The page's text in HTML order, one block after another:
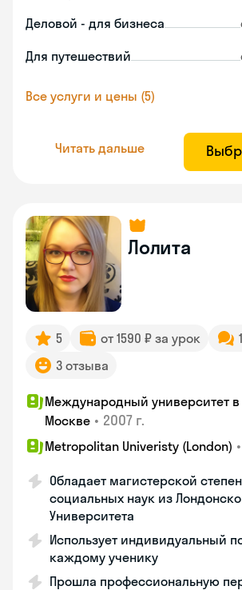
Деловой - для бизнеса
Для путешествий
Все услуги и цены (5)
Читать дальше
Лолита
5 от 1590 ₽ за урок
3 отзыва
Международный университет в
Москве • 2007 г.
Metropolitan Univeristy (London) •
Обладает магистерской
социальных наук из
Университета
Использует индивидуальный
каждому ученику
Прошла профессиональную